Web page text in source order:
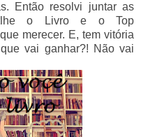
Então resolvi juntar as
o Livro e o Top
merecer. E, tem vitória
vai ganhar?! Não vai